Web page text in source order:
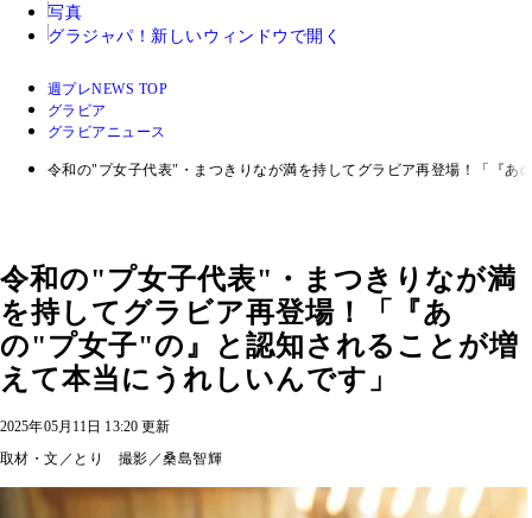
写真
グラジャパ！ 新しいウィンドウで開く
週プレNEWS TOP
グラビア
グラビアニュース
令和の"プ女子代表"・まつきりなが満を持してグラビア再登場！「『
令和の"プ女子代表"・まつきりなが満
を持してグラビア再登場！「『あ
の"プ女子"の』と認知されることが増
えて本当にうれしいんです」
2025年05月11日 13:20 更新
取材・文／とり 撮影／桑島智輝